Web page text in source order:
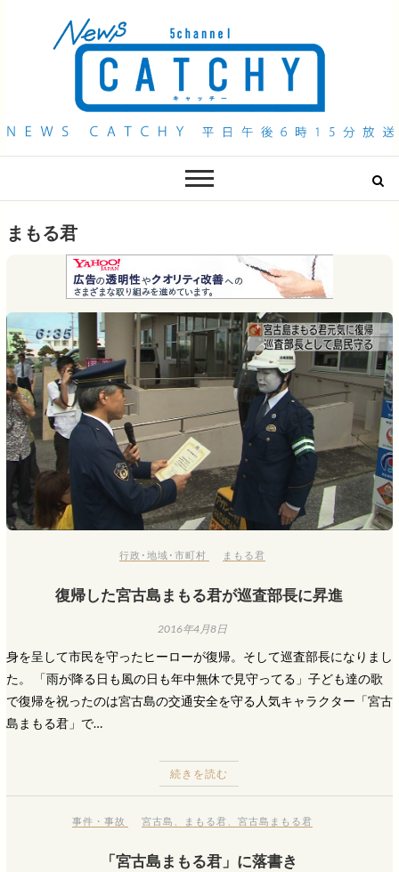
QAB NEWS Headline
まもる君
行政･地域･市町村 まもる君
復帰した宮古島まもる君が巡査部長に昇進
2016年4月8日
身を呈して市民を守ったヒーローが復帰。そして巡査部長になりまし
た。 「雨が降る日も風の日も年中無休で見守ってる」子ども達の歌
で復帰を祝ったのは宮古島の交通安全を守る人気キャラクター「宮古
島まもる君」で…
続きを読む
事件・事故 宮古島 まもる君 、宮古島まもる君
「宮古島まもる君」に落書き